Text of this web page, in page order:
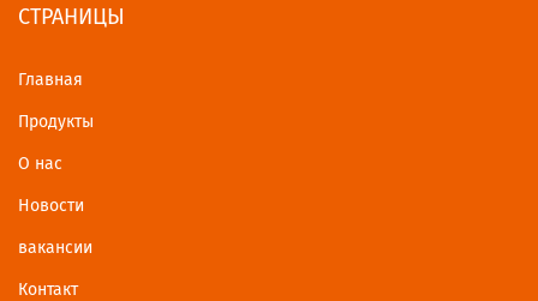
СТРАНИЦЫ
Главная
Продукты
О нас
Новости
вакансии
Контакт